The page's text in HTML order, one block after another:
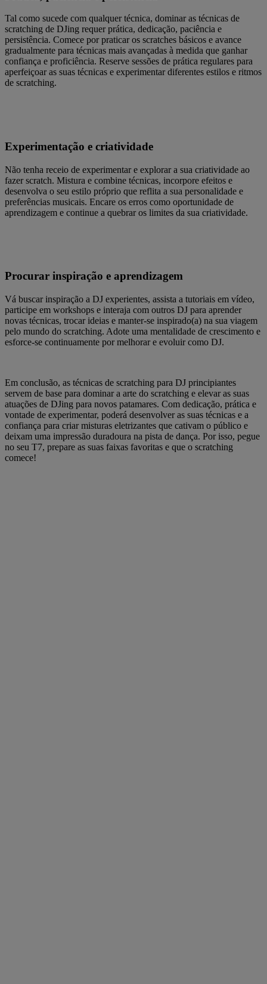
Tal como sucede com qualquer técnica, dominar as técnicas de
scratching de DJing requer prática, dedicação, paciência e
persistência. Comece por praticar os scratches básicos e avance
gradualmente para técnicas mais avançadas à medida que ganhar
confiança e proficiência. Reserve sessões de prática regulares para
aperfeiçoar as suas técnicas e experimentar diferentes estilos e ritmos
de scratching.
Experimentação e criatividade
Não tenha receio de experimentar e explorar a sua criatividade ao
fazer scratch. Mistura e combine técnicas, incorpore efeitos e
desenvolva o seu estilo próprio que reflita a sua personalidade e
preferências musicais. Encare os erros como oportunidade de
aprendizagem e continue a quebrar os limites da sua criatividade.
Procurar inspiração e aprendizagem
Vá buscar inspiração a DJ experientes, assista a tutoriais em vídeo,
participe em workshops e interaja com outros DJ para aprender
novas técnicas, trocar ideias e manter-se inspirado(a) na sua viagem
pelo mundo do scratching. Adote uma mentalidade de crescimento e
esforce-se continuamente por melhorar e evoluir como DJ.
Em conclusão, as técnicas de scratching para DJ principiantes
servem de base para dominar a arte do scratching e elevar as suas
atuações de DJing para novos patamares. Com dedicação, prática e
vontade de experimentar, poderá desenvolver as suas técnicas e a
confiança para criar misturas eletrizantes que cativam o público e
deixam uma impressão duradoura na pista de dança. Por isso, pegue
no seu T7, prepare as suas faixas favoritas e que o scratching
comece!